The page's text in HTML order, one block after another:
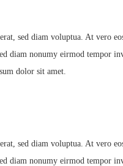
sed diam voluptua. At vero
diam nonumy eirmod tempor
dolor sit amet.
sed diam voluptua. At vero
diam nonumy eirmod tempor